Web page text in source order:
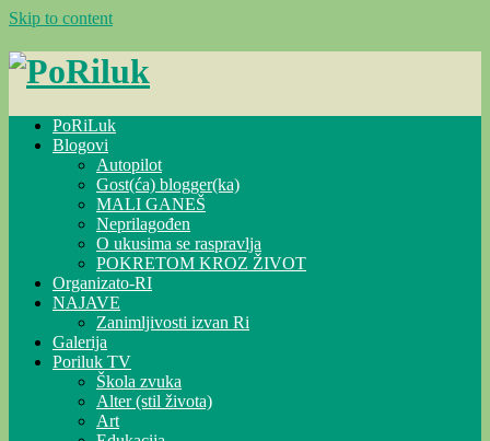
Skip to content
PoRiLuk
Blogovi
Autopilot
Gost(ća) blogger(ka)
MALI GANEŠ
Neprilagođen
O ukusima se raspravlja
POKRETOM KROZ ŽIVOT
Organizato-RI
NAJAVE
Zanimljivosti izvan Ri
Galerija
Poriluk TV
Škola zvuka
Alter (stil života)
Art